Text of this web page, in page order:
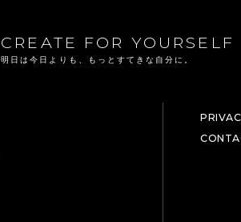
CREATE FOR YOURSELF
明日は今日よりも、もっとすてきな自分に。